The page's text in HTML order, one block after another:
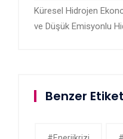
Küresel Hidrojen
ve Düşük Emisyonlu
Benzer